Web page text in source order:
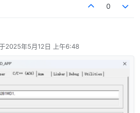
0
2025年5月12日 上午6:48
由 编辑